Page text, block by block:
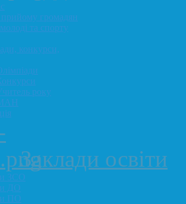
прийому громадян
та спорту
конкурси,
року
Заклади освіти
ЗСО
ДО
ПО